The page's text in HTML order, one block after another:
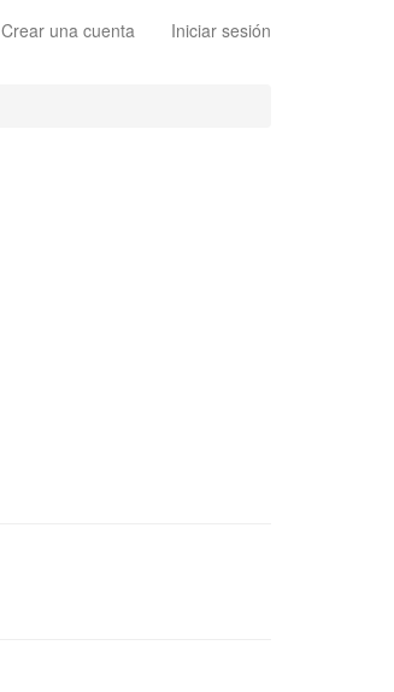
Crear una cuenta Iniciar sesión